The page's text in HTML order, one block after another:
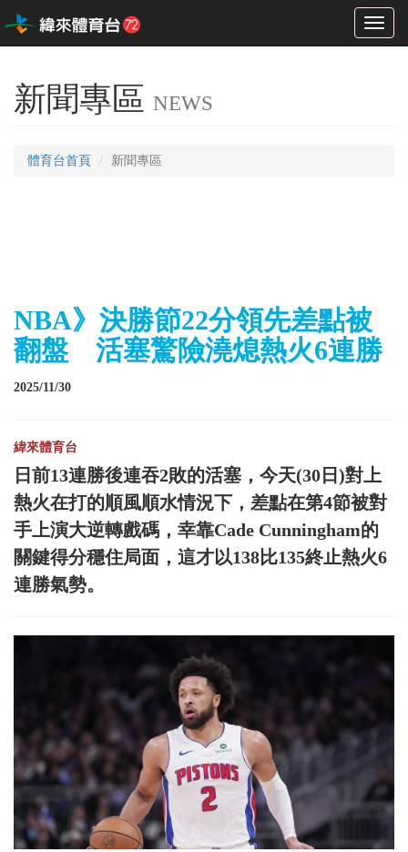
Toggle
新聞專區 NEWS
體育台首頁 新聞專區
NBA》決勝節22分領先差點被
翻盤 活塞驚險澆熄熱火6連勝
2025/11/30
緯來體育台
日前13連勝後連吞2敗的活塞，今天(30日)對上
熱火在打的順風順水情況下，差點在第4節被對
手上演大逆轉戲碼，幸靠Cade Cunningham的
關鍵得分穩住局面，這才以138比135終止熱火6
連勝氣勢。